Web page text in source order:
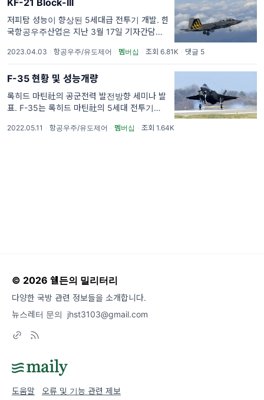
KF-21 Block-III
저피탐 성능이 향상된 5세대급 전투기 개발. 한
국항공우주산업은 지난 3월 17일 기자간담회
주 및 신규사업 추진 확대를 통해 지속적인 성
장 발판을 마련하고, 2050년까지 연매출 4
2023.04.03 · 항공우주/유도제어 · 멤버십 · 조회 6.81K · 댓글 5
F-35 현황 및 성능개량
록히드 마틴社의 공군전력 발전방향 세미나 발
표. F-35는 록히드 마틴社의 5세대 전투기로,
량을 기반으로 전천후 전장 환경에서 공대공/공
2022.05.11 · 항공우주/유도제어 · 멤버십 · 조회 1.64K
© 2026 쉘든의 밀리터리
다양한 국방 관련 정보들을 소개합니다.
뉴스레터 문의
jhst3103@gmail.com
도움말 오류 및 기능 관련 제보